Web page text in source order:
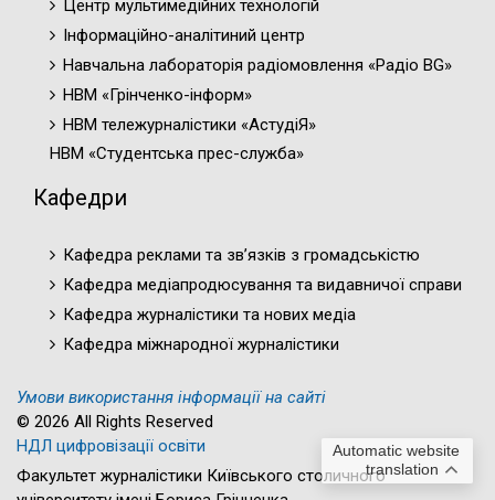
Automatic website
translation
Центр мультимедійних технологій
Інформаційно-аналітиний центр
Навчальна лабораторія радіомовлення «Радіо BG»
НВМ «Грінченко-інформ»
НВМ тележурналістики «АстудіЯ»
НВМ «Студентська прес-служба»
Кафедри
Кафедра реклами та зв’язків з громадськістю
Кафедра медіапродюсування та видавничої справи
Кафедра журналістики та нових медіа
Кафедра міжнародної журналістики
Умови використання інформації на сайті
© 2026 All Rights Reserved
НДЛ цифровізації освіти
Факультет журналістики Київського столичного